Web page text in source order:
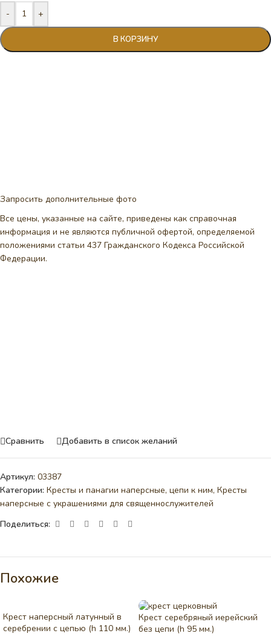
- +
В КОРЗИНУ
Запросить дополнительные фото
Все цены, указанные на сайте, приведены как справочная
информация и не являются публичной офертой, определяемой
положениями статьи 437 Гражданского Кодекса Российской
Федерации.
Сравнить Добавить в список желаний
Артикул: 03387
Категории: Кресты и панагии наперсные, цепи к ним, Кресты
наперсные с украшениями для священнослужителей
Поделиться:
Похожие
Крест наперсный латунный в
серебрении c цепью (h 110 мм.)
Крест серебряный иерейский
без цепи (h 95 мм.)